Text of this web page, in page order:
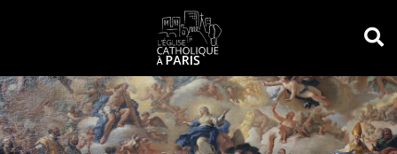
Votre recherche OK
Panneau de gestion des cookies